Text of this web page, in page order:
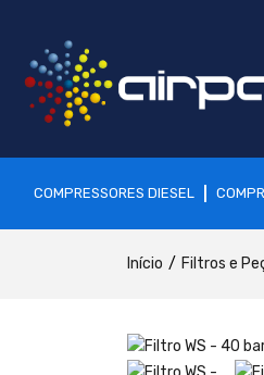
COMPRESSORES DIESEL
Início Filtros e